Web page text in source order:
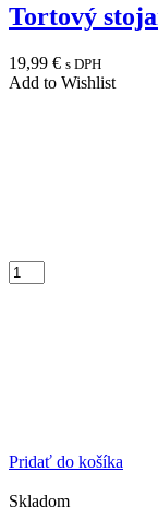
Tortový
19,99 € s DPH
Add to Wishlist
Pridať do košíka
Skladom